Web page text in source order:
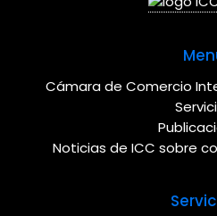
Cámara de Comercio
Noticias de ICC sobre